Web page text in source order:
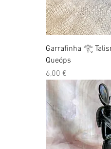
Garrafinha 𓂀
Queóps
Preço
6,00 €